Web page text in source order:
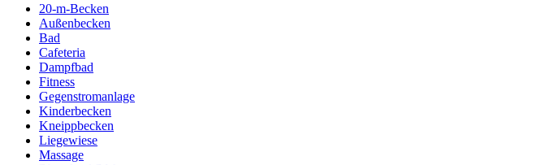
20-m-Becken
Außenbecken
Bad
Cafeteria
Dampfbad
Fitness
Gegenstromanlage
Kinderbecken
Kneippbecken
Liegewiese
Massage